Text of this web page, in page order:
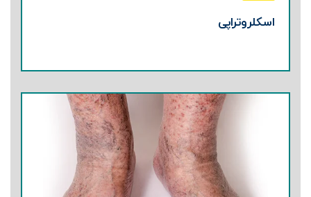
اسکلروتراپی